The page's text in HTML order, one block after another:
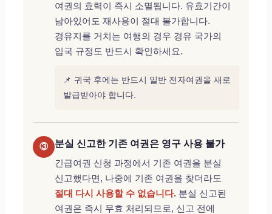
여권의 효력이 즉시 소멸됩니다. 유효기간이
남아있어도 재사용이 절대 불가합니다.
경유지를 거치는 여행의 경우 경유 국가의
입국 규정도 반드시 확인하세요.
📌 귀국 후에는 반드시 일반 전자여권을 새로
발급받아야 합니다.
③ 분실 신고한 기존 여권은 영구 사용 불가
긴급여권 신청 과정에서 기존 여권을 분실
신고했다면, 나중에 기존 여권을 찾더라도
절대 다시 사용할 수 없습니다. 분실 신고된
여권은 즉시 무효 처리되므로, 신고 전에